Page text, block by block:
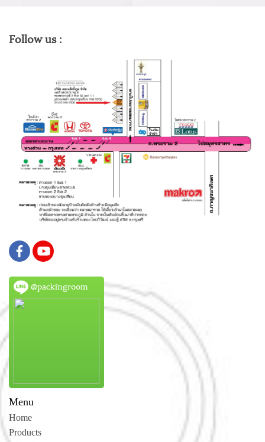
Follow us :
@packingroom
Menu
Home
Products